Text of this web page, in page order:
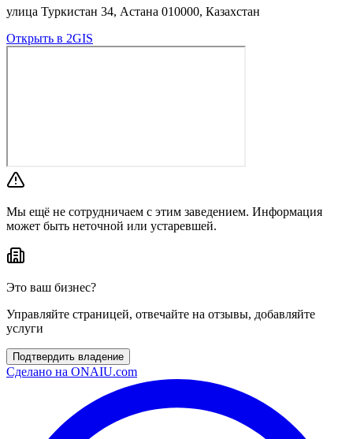
улица Туркистан 34, Астана 010000, Казахстан
Открыть в 2GIS
Мы ещё не сотрудничаем с этим заведением. Информация
может быть неточной или устаревшей.
Это ваш бизнес?
Управляйте страницей, отвечайте на отзывы, добавляйте
услуги
Подтвердить владение
Сделано на ONAIU.com